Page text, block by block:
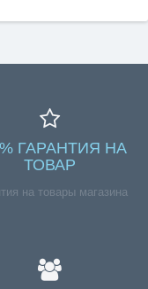
ГАРАНТИЯ НА
ТОВАР
на товары магазина